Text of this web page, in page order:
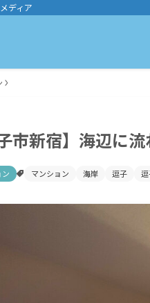
ディア
子市新宿】海辺に
マンション 海岸 逗子